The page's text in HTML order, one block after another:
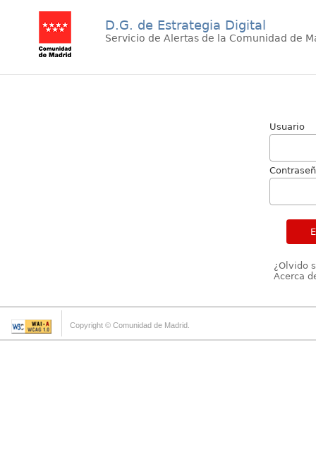
D.G. de Estrategia Digital
Servicio de Alertas de la Comunidad de
Usuario
¿Olvido
Acerca
Copyright © Comunidad de Madrid.